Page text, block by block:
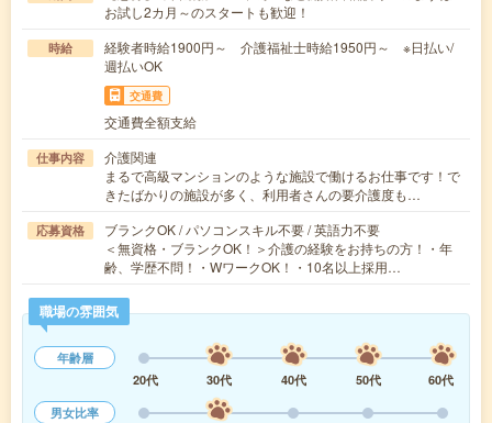
お試し2カ月～のスタートも歓迎！
時給
経験者時給1900円～ 介護福祉士時給1950円～ ※日払い/
週払いOK
交通費
交通費全額支給
仕事内容
介護関連
まるで高級マンションのような施設で働けるお仕事です！で
きたばかりの施設が多く、利用者さんの要介護度も…
応募資格
ブランクOK / パソコンスキル不要 / 英語力不要
＜無資格・ブランクOK！＞介護の経験をお持ちの方！・年
齢、学歴不問！・WワークOK！・10名以上採用…
職場の雰囲気
年齢層
20代
30代 40代 50代
60代
男女比率